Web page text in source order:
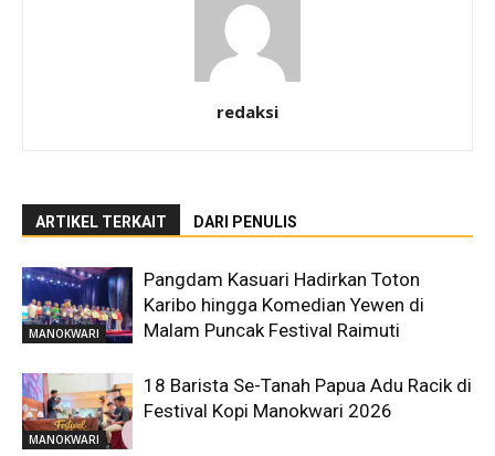
redaksi
ARTIKEL TERKAIT DARI PENULIS
MANOKWARI
Pangdam Kasuari Hadirkan Toton
Karibo hingga Komedian Yewen di
Malam Puncak Festival Raimuti
MANOKWARI
18 Barista Se-Tanah Papua Adu Racik di
Festival Kopi Manokwari 2026